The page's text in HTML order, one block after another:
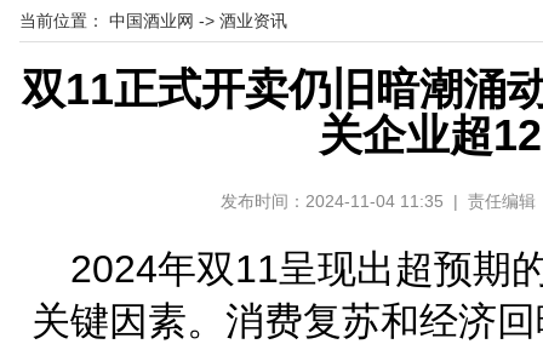
当前位置： 中国酒业网 -> 酒业资讯
双11正式开卖仍旧暗潮涌
关企业超
发布时间：2024-11-04 11:35 | 责任编
2024年双11呈现出超预期
关键因素。消费复苏和经济